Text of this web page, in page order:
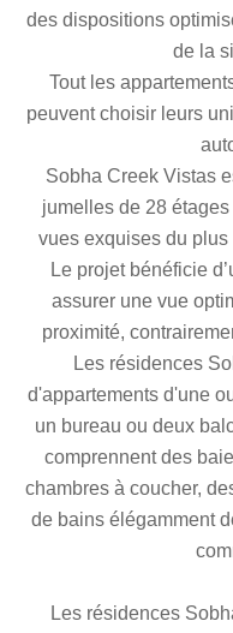
des dispositions
de la
Tout les
peuvent choisir leurs
Sobha Creek Vistas
jumelles de 28
vues exquises du
Le projet bénéficie
assurer une vue
proximité,
Les résidences
d'appartements d'une
un bureau ou deux
comprennent des
chambres à coucher,
de bains élégamment
Les résidences